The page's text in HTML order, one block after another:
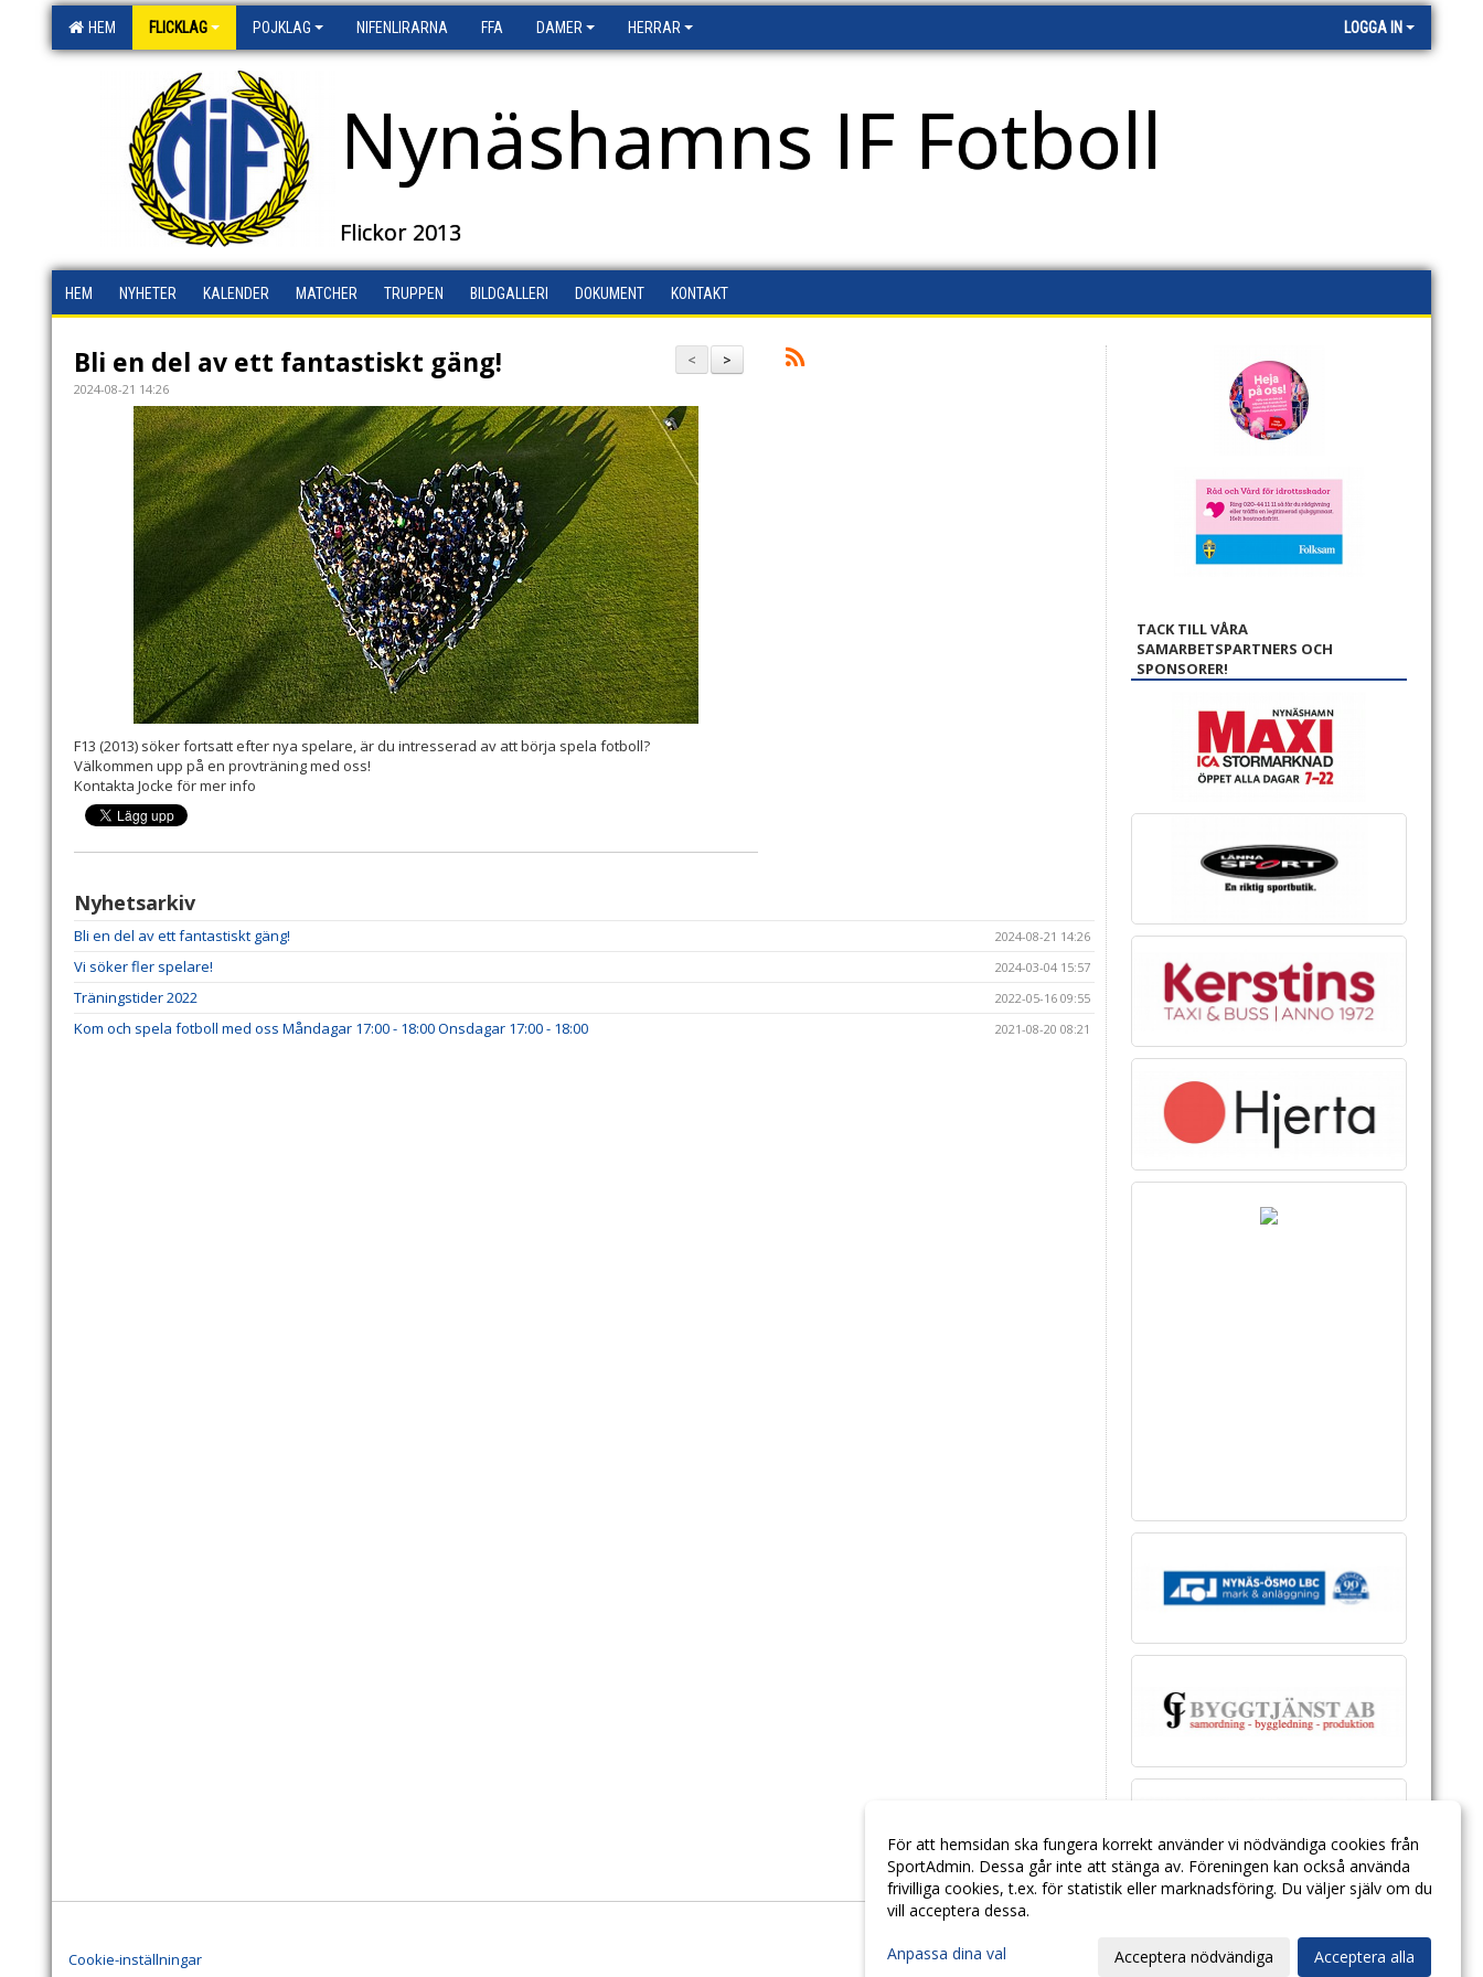
HEM FLICKLAG POJKLAG NIFENLIRARNA FFA DAMER HERRAR LOGGA IN
Nynäshamns IF Fotboll
Flickor 2013
HEM NYHETER KALENDER MATCHER TRUPPEN BILDGALLERI DOKUMENT KONTAKT
>
<
Bli en del av ett fantastiskt gäng!
2024-08-21 14:26
F13 (2013) söker fortsatt efter nya spelare, är du intresserad av att börja spela fotboll?
Välkommen upp på en provträning med oss!
Kontakta Jocke för mer info
Nyhetsarkiv
Bli en del av ett fantastiskt gäng! 2024-08-21 14:26
Vi söker fler spelare! 2024-03-04 15:57
Träningstider 2022 2022-05-16 09:55
Kom och spela fotboll med oss Måndagar 17:00 - 18:00 Onsdagar 17:00 - 18:00 2021-08-20 08:21
TACK TILL VÅRA
SAMARBETSPARTNERS OCH
SPONSORER!
Cookie-inställningar
För att hemsidan ska fungera korrekt använder vi nödvändiga cookies från
SportAdmin. Dessa går inte att stänga av. Föreningen kan också använda
frivilliga cookies, t.ex. för statistik eller marknadsföring. Du väljer själv om du
vill acceptera dessa.
Anpassa dina val Acceptera nödvändiga Acceptera alla